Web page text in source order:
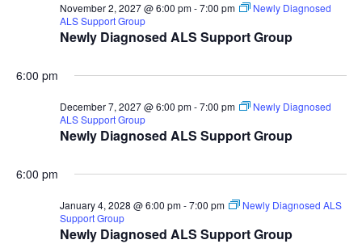
Newly Diagnosed ALS Support Group
November 2, 2027 @ 6:00 pm-7:00 pm
Newly Diagnosed
ALS Support Group
6:00 pm
Newly Diagnosed ALS Support Group
December 7, 2027 @ 6:00 pm-7:00 pm
Newly Diagnosed
ALS Support Group
6:00 pm
Newly Diagnosed ALS Support Group
January 4, 2028 @ 6:00 pm-7:00 pm
Newly Diagnosed ALS
Support Group